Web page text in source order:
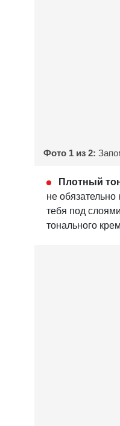
Фото 1 из 2:
Плотный
не
тебя под
тонального